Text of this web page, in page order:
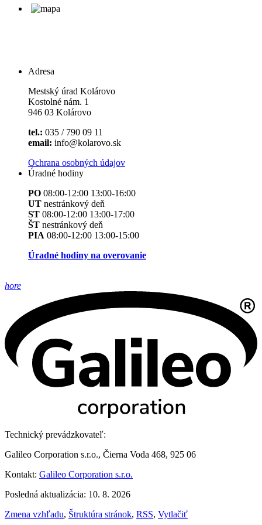
Adresa
Mestský úrad Kolárovo
Kostolné nám. 1
946 03 Kolárovo
tel.: 035 / 790 09 11
email: info@kolarovo.sk
Ochrana osobných údajov
Úradné hodiny
PO 08:00-12:00 13:00-16:00
UT nestránkový deň
ST 08:00-12:00 13:00-17:00
ŠT nestránkový deň
PIA 08:00-12:00 13:00-15:00
Úradné hodiny na overovanie
hore
Technický prevádzkovateľ:
Galileo Corporation s.r.o., Čierna Voda 468, 925 06
Kontakt: Galileo Corporation s.r.o.
Posledná aktualizácia: 10. 8. 2026
Zmena vzhľadu, Štruktúra stránok, RSS, Vytlačiť